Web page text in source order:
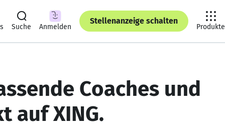
Suche Anmelden
Stellenanzeige schalten
Produkte
Coaches und
auf XING.